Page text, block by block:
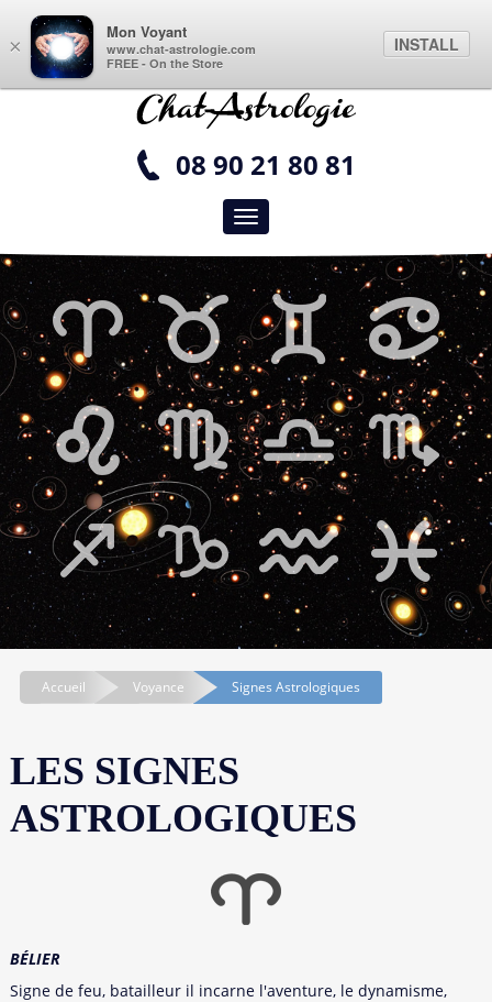
08 90 21 80 81
Toggle navigation
Accueil Voyance Signes Astrologiques
LES SIGNES
ASTROLOGIQUES
BÉLIER
Signe de feu, batailleur il incarne l'aventure, le dynamisme,
×
Mon Voyant
www.chat-astrologie.com
FREE - On the Store
INSTALL